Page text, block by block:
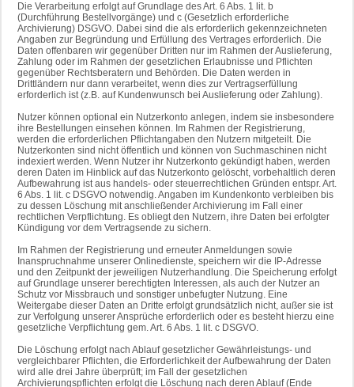
Die Verarbeitung erfolgt auf Grundlage des Art. 6 Abs. 1 lit. b
(Durchführung Bestellvorgänge) und c (Gesetzlich erforderliche
Archivierung) DSGVO. Dabei sind die als erforderlich gekennzeichneten
Angaben zur Begründung und Erfüllung des Vertrages erforderlich. Die
Daten offenbaren wir gegenüber Dritten nur im Rahmen der Auslieferung,
Zahlung oder im Rahmen der gesetzlichen Erlaubnisse und Pflichten
gegenüber Rechtsberatern und Behörden. Die Daten werden in
Drittländern nur dann verarbeitet, wenn dies zur Vertragserfüllung
erforderlich ist (z.B. auf Kundenwunsch bei Auslieferung oder Zahlung).
Nutzer können optional ein Nutzerkonto anlegen, indem sie insbesondere
ihre Bestellungen einsehen können. Im Rahmen der Registrierung,
werden die erforderlichen Pflichtangaben den Nutzern mitgeteilt. Die
Nutzerkonten sind nicht öffentlich und können von Suchmaschinen nicht
indexiert werden. Wenn Nutzer ihr Nutzerkonto gekündigt haben, werden
deren Daten im Hinblick auf das Nutzerkonto gelöscht, vorbehaltlich deren
Aufbewahrung ist aus handels- oder steuerrechtlichen Gründen entspr. Art.
6 Abs. 1 lit. c DSGVO notwendig. Angaben im Kundenkonto verbleiben bis
zu dessen Löschung mit anschließender Archivierung im Fall einer
rechtlichen Verpflichtung. Es obliegt den Nutzern, ihre Daten bei erfolgter
Kündigung vor dem Vertragsende zu sichern.
Im Rahmen der Registrierung und erneuter Anmeldungen sowie
Inanspruchnahme unserer Onlinedienste, speichern wir die IP-Adresse
und den Zeitpunkt der jeweiligen Nutzerhandlung. Die Speicherung erfolgt
auf Grundlage unserer berechtigten Interessen, als auch der Nutzer an
Schutz vor Missbrauch und sonstiger unbefugter Nutzung. Eine
Weitergabe dieser Daten an Dritte erfolgt grundsätzlich nicht, außer sie ist
zur Verfolgung unserer Ansprüche erforderlich oder es besteht hierzu eine
gesetzliche Verpflichtung gem. Art. 6 Abs. 1 lit. c DSGVO.
Die Löschung erfolgt nach Ablauf gesetzlicher Gewährleistungs- und
vergleichbarer Pflichten, die Erforderlichkeit der Aufbewahrung der Daten
wird alle drei Jahre überprüft; im Fall der gesetzlichen
Archivierungspflichten erfolgt die Löschung nach deren Ablauf (Ende